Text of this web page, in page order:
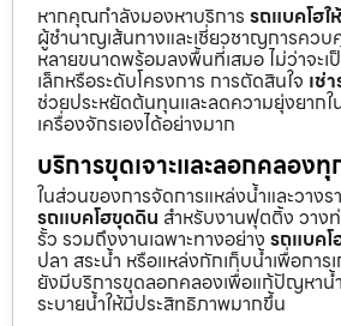
หากคุณกำลังมองหาบริการ รถแบคโฮใ
ผู้ชำนาญเส้นทางและเชี่ยวชาญการควบ
หลายขนาดพร้อมลงพื้นที่เสมอ ไม่ว่าจะเ
เล็กหรือระดับโครงการ การตัดสินใจ เช่
ช่วยประหยัดต้นทุนและลดความยุ่งยากใ
เครื่องจักรเองได้อย่างมาก
บริการขุดเจาะและลอกคลอง
ในส่วนของการจัดการแหล่งน้ำและวางร
รถแบคโฮขุดดิน สำหรับงานฟุตติ้ง วาง
รั้ว รวมถึงงานเฉพาะทางอย่าง รถแบค
ปลา สระน้ำ หรือแหล่งกักเก็บน้ำเพื่อการ
ยังมีบริการขุดลอกคลองเพื่อแก้ปัญหาน้
ระบายน้ำให้มีประสิทธิภาพมากขึ้น